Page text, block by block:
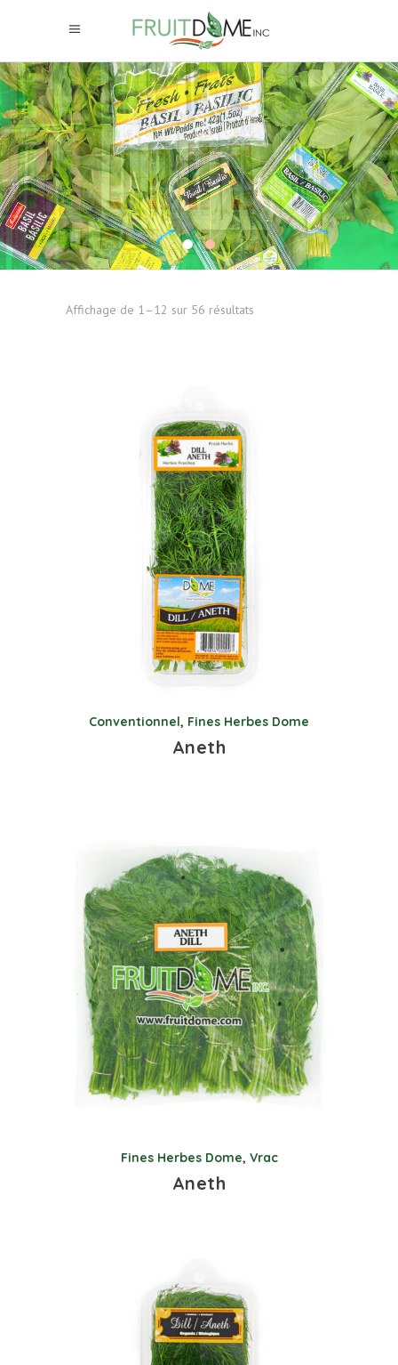
Affichage de 1–12 sur 56 résultats
Conventionnel, Fines Herbes Dome
Aneth
Fines Herbes Dome, Vrac
Aneth